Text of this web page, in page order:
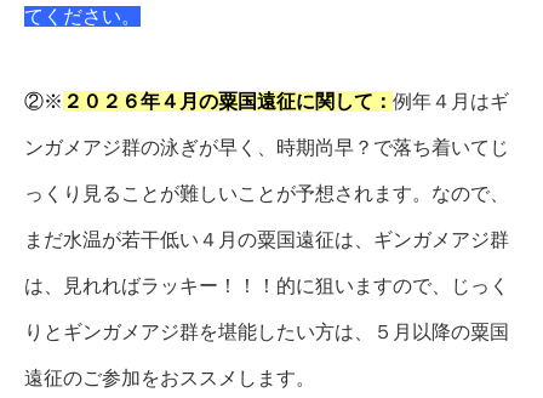
てください。
②※ ２０２６年４月の粟国遠征に関して： 例年４月はギ
ンガメアジ群の泳ぎが早く、時期尚早？で落ち着いてじ
っくり見ることが難しいことが予想されます。なので、
まだ水温が若干低い４月の粟国遠征は、ギンガメアジ群
は、見れればラッキー！！！的に狙いますので、じっく
りとギンガメアジ群を堪能したい方は、５月以降の粟国
遠征のご参加をおススメします。